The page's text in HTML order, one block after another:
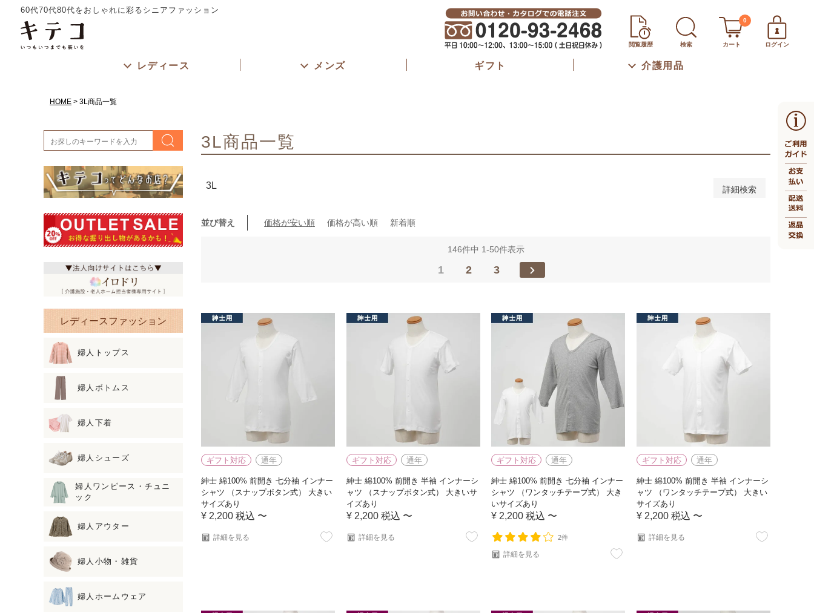
60代70代80代をおしゃれに彩るシニアファッション
閲覧履歴 検索 カート
0
ログイン
レディース メンズ ギフト 介護用品
HOME 3L商品一覧
レディースファッション
婦人トップス
婦人ボトムス
婦人下着
婦人シューズ
婦人ワンピース・チュニ
ック
婦人アウター
婦人小物・雑貨
婦人ホームウェア
3L商品一覧
3L 詳細検索
ホワイト
グレー
レッド
ブルー
股下長さ
45cm以下
46～50cm 51～55cm
56～60cm
66～70cm 71～75cm
76～80cm
並び替え 価格が安い順 価格が高い順 新着順
146件中 1-50件表示
1 2 3
ギフト対応 通年
紳士 綿100% 前開き 七分袖 インナー
シャツ （スナップボタン式） 大きい
サイズあり
¥ 2,200 税込 〜
詳細を見る
ギフト対応 通年
紳士 綿100% 前開き 半袖 インナーシ
ャツ （スナップボタン式） 大きいサ
イズあり
¥ 2,200 税込 〜
詳細を見る
ギフト対応 通年
紳士 綿100% 前開き 七分袖 インナー
シャツ （ワンタッチテープ式） 大き
いサイズあり
¥ 2,200 税込 〜
2件
詳細を見る
ギフト対応 通年
紳士 綿100% 前開き 半袖 インナーシ
ャツ （ワンタッチテープ式） 大きい
サイズあり
¥ 2,200 税込 〜
詳細を見る